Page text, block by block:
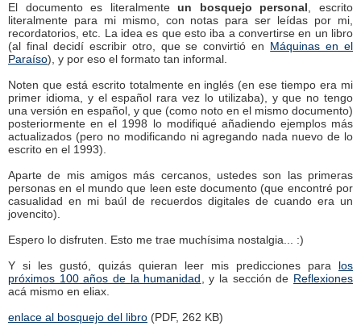
El documento es literalmenteun bosquejo personal , escrito
literalmente para mi mismo, con notas para ser leídas por mi,
recordatorios, etc. La idea es que esto iba a convertirse en un libro
(al final decidí escribir otro, que se convirtió en Máquinas en el
Paraíso), y por eso el formato tan informal.
Noten que está escrito totalmente en inglés (en ese tiempo era mi
primer idioma, y el español rara vez lo utilizaba), y que no tengo
una versión en español, y que (como noto en el mismo documento)
posteriormente en el 1998 lo modifiqué añadiendo ejemplos más
actualizados (pero no modificando ni agregando nada nuevo de lo
escrito en el 1993).
Aparte de mis amigos más cercanos, ustedes son las primeras
personas en el mundo que leen este documento (que encontré por
casualidad en mi baúl de recuerdos digitales de cuando era un
jovencito).
Espero lo disfruten. Esto me trae muchísima nostalgia... :)
Y si les gustó, quizás quieran leer mis predicciones para los
próximos 100 años de la humanidad , y la sección de Reflexiones
acá mismo en eliax.
enlace al bosquejo del libro (PDF, 262 KB)